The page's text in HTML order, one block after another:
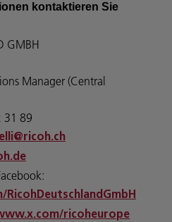
kontaktieren Sie
GMBH
Manager (Central
31 89
ricoheurope